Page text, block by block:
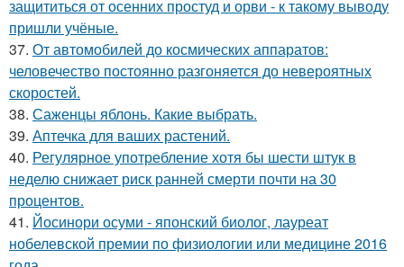
защититься от осенних простуд и орви - к такому выводу
пришли учёные.
37. От автомобилей до космических аппаратов:
человечество постоянно разгоняется до невероятных
скоростей.
38. Саженцы яблонь. Какие выбрать.
39. Аптечка для ваших растений.
40. Регулярное употребление хотя бы шести штук в
неделю снижает риск ранней смерти почти на 30
процентов.
41. Йосинори осуми - японский биолог, лауреат
нобелевской премии по физиологии или медицине 2016